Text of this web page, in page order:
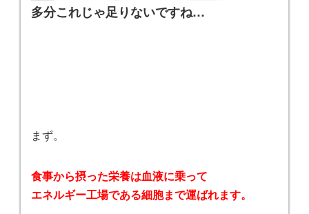
多分これじゃ足りないですね…
まず。
食事から摂った栄養は血液に乗って
エネルギー工場である細胞まで運ばれます。